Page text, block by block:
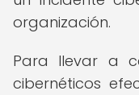
organización.
Para llevar a
cibernéticos